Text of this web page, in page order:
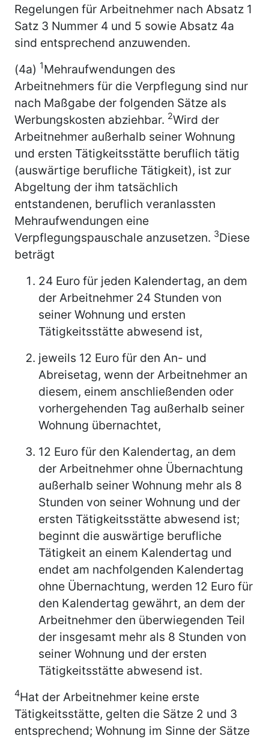
Regelungen für Arbeitnehmer nach Absatz 1
Satz 3 Nummer 4 und 5 sowie Absatz 4a
sind entsprechend anzuwenden.
(4a) 1Mehraufwendungen des
Arbeitnehmers für die Verpflegung sind nur
nach Maßgabe der folgenden Sätze als
Werbungskosten abziehbar. 2Wird der
Arbeitnehmer außerhalb seiner Wohnung
und ersten Tätigkeitsstätte beruflich tätig
(auswärtige berufliche Tätigkeit), ist zur
Abgeltung der ihm tatsächlich
entstandenen, beruflich veranlassten
Mehraufwendungen eine
Verpflegungspauschale anzusetzen. 3Diese
beträgt
24 Euro für jeden Kalendertag, an dem
der Arbeitnehmer 24 Stunden von
seiner Wohnung und ersten
Tätigkeitsstätte abwesend ist,
jeweils 12 Euro für den An- und
Abreisetag, wenn der Arbeitnehmer an
diesem, einem anschließenden oder
vorhergehenden Tag außerhalb seiner
Wohnung übernachtet,
12 Euro für den Kalendertag, an dem
der Arbeitnehmer ohne Übernachtung
außerhalb seiner Wohnung mehr als 8
Stunden von seiner Wohnung und der
ersten Tätigkeitsstätte abwesend ist;
beginnt die auswärtige berufliche
Tätigkeit an einem Kalendertag und
endet am nachfolgenden Kalendertag
ohne Übernachtung, werden 12 Euro für
den Kalendertag gewährt, an dem der
Arbeitnehmer den überwiegenden Teil
der insgesamt mehr als 8 Stunden von
seiner Wohnung und der ersten
Tätigkeitsstätte abwesend ist.
4Hat der Arbeitnehmer keine erste
Tätigkeitsstätte, gelten die Sätze 2 und 3
entsprechend; Wohnung im Sinne der Sätze